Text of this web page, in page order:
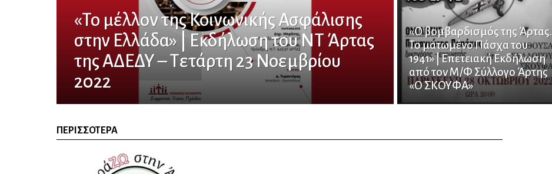
«Το μέλλον της Κοινωνικής Ασφάλισης
στην Ελλάδα» | Εκδήλωση του ΝΤ Άρτας
της ΑΔΕΔΥ – Τετάρτη 23 Νοεμβρίου
2022
«Ο βομβαρδισμός της Άρτας.
Το ματωμένο Πάσχα του
1941» | Επετειακή Εκδήλωση
από τον Μ/Φ Σύλλογο Άρτης
«Ο ΣΚΟΥΦΑ»
ΠΕΡΙΣΣΌΤΕΡΑ